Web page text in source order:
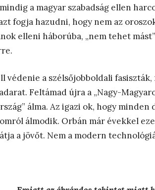
a magyar szabadság ellen
fogja hazudni, hogy nem az
elleni háborúba, „nem tehet
védenie a szélsőjobboldali
Feltámad újra a „Nagy-
álma. Az igazi ok, hogy
álmodik. Orbán már évekkel
a jövőt. Nem a modern